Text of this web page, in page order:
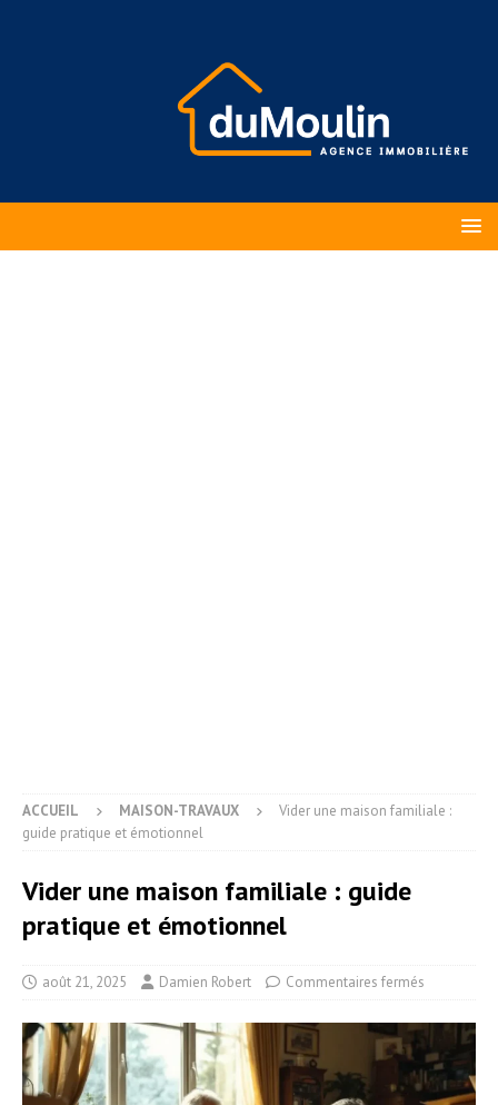
ACCUEIL MAISON-TRAVAUX
Vider une maison familiale :
guide pratique et émotionnel
Vider une maison familiale : guide
pratique et émotionnel
août 21, 2025 Damien Robert Commentaires fermés